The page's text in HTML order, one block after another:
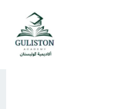
content